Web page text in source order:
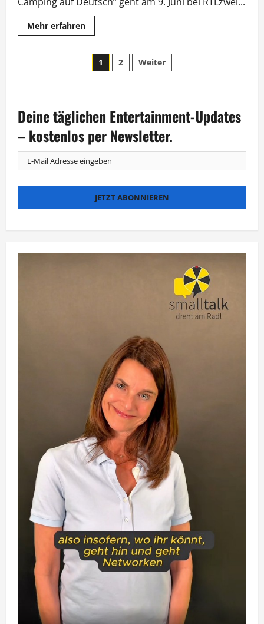
Mehr erfahrenMehr
Informationen
Italia“
RTLzwei:
in
die
USA
Seitennummerierung
Beiträge
1 2 Weiter
Deine täglichen Entertainment-Updates
– kostenlos per Newsletter.